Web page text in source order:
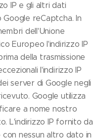
IP e gli altri dati
reCaptcha. In
dell'Unione
Europeo l'indirizzo IP
della trasmissione
l'indirizzo IP
server di Google negli
Google utilizza
a nome nostro
L'indirizzo IP fornito da
nessun altro dato in